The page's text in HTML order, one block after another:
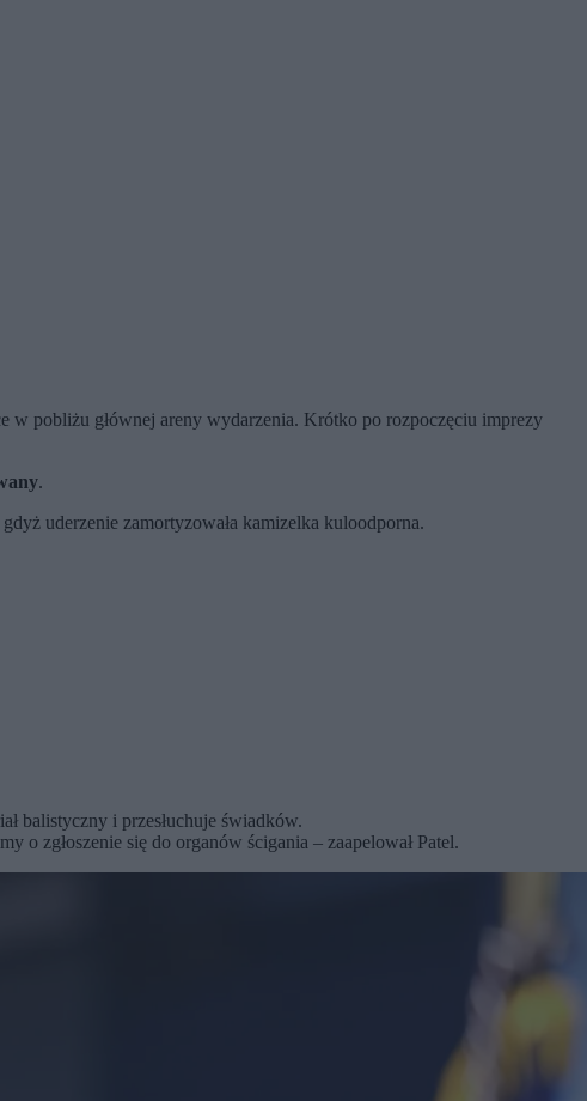
w pobliżu głównej areny wydarzenia. Krótko po rozpoczęciu imprezy
.
uderzenie zamortyzowała kamizelka kuloodporna.
balistyczny i przesłuchuje świadków.
o zgłoszenie się do organów ścigania – zaapelował Patel.